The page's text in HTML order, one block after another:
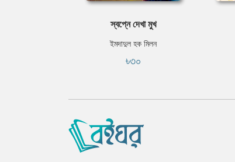
স্বপ্নে দেখা মুখ
ইমদাদুল হক মিলন
৳৩০